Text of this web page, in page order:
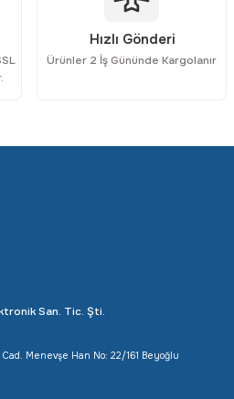
Hızlı Gönderi
Ürünler 2 İş Gününde Kargolanır
San. Tic. Şti.
Menevşe Han No: 22/161 Beyoğlu